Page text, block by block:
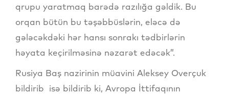
qrupu yaratmaq barədə razılığa gəldik. Bu
orqan bütün bu təşəbbüslərin, eləcə də
gələcəkdəki hər hansı sonrakı tədbirlərin
həyata keçirilməsinə nəzarət edəcək”.
Rusiya Baş nazirinin müavini Aleksey Overçuk
bildirib isə bildirib ki, Avropa İttifaqının